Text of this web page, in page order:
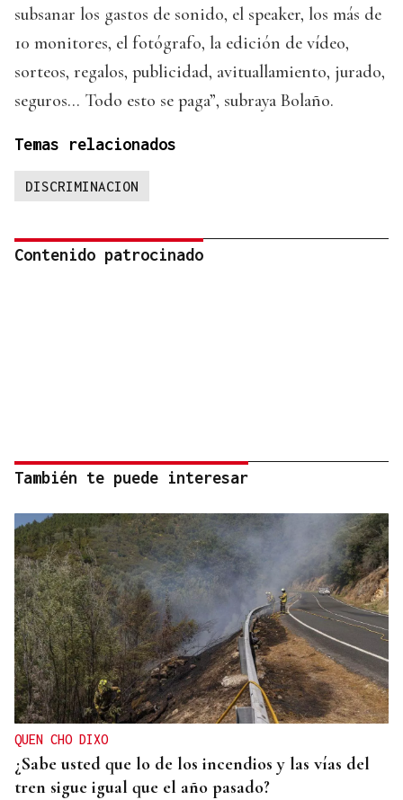
subsanar los gastos de sonido, el speaker, los más de
10 monitores, el fotógrafo, la edición de vídeo,
sorteos, regalos, publicidad, avituallamiento, jurado,
seguros… Todo esto se paga”, subraya Bolaño.
Temas relacionados
DISCRIMINACION
Contenido patrocinado
También te puede interesar
QUEN CHO DIXO
¿Sabe usted que lo de los incendios y las vías del
tren sigue igual que el año pasado?